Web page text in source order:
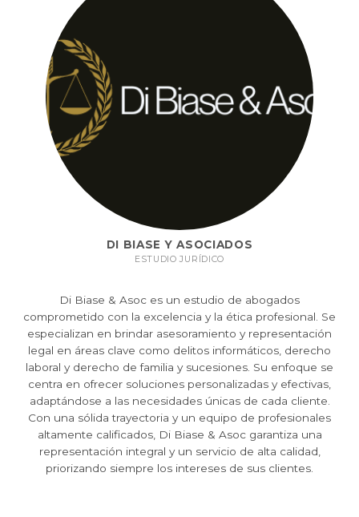
DI BIASE Y ASOCIADOS
ESTUDIO JURÍDICO
Di Biase & Asoc es un estudio de abogados
comprometido con la excelencia y la ética profesional. Se
especializan en brindar asesoramiento y representación
legal en áreas clave como delitos informáticos, derecho
laboral y derecho de familia y sucesiones. Su enfoque se
centra en ofrecer soluciones personalizadas y efectivas,
adaptándose a las necesidades únicas de cada cliente.
Con una sólida trayectoria y un equipo de profesionales
altamente calificados, Di Biase & Asoc garantiza una
representación integral y un servicio de alta calidad,
priorizando siempre los intereses de sus clientes.